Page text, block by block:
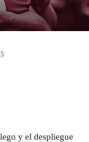
y el despliegue